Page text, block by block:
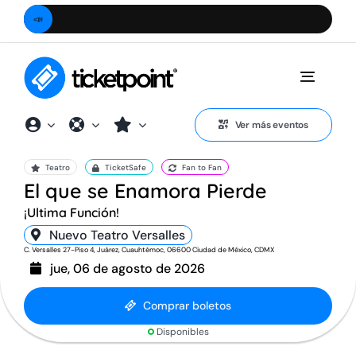
Saltar
contenido
📣
Toggle
Ver más eventos
Teatro TicketSafe Fan to Fan
El que se Enamora Pierde
¡Ultima Función!
Nuevo Teatro Versalles
C. Versalles 27-Piso 4, Juárez, Cuauhtémoc, 06600 Ciudad de México, CDMX
jue, 06 de agosto de 2026
Comprar boletos
Disponibles